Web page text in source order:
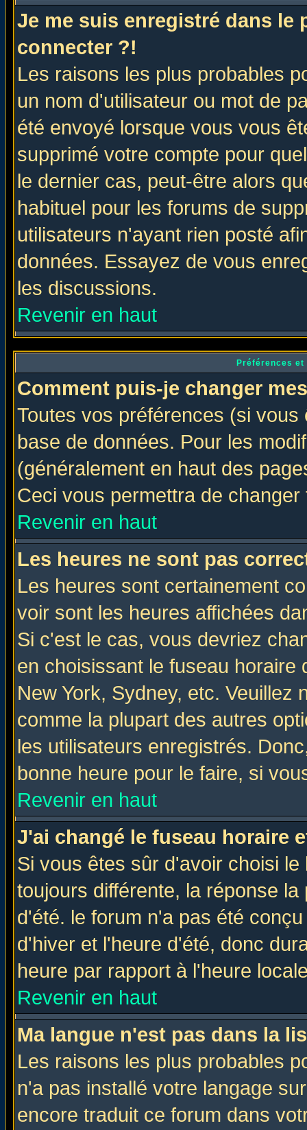
Je me suis enregistré dans le
connecter ?!
Les raisons les plus probables
un nom d'utilisateur ou mot de
été envoyé lorsque vous vous
supprimé votre compte pour
le dernier cas, peut-être alors
habituel pour les forums de
utilisateurs n'ayant rien posté
données. Essayez de vous
les discussions.
Revenir en haut
Préférences
Comment puis-je changer
Toutes vos préférences (si
base de données. Pour les
(généralement en haut des
Ceci vous permettra de
Revenir en haut
Les heures ne sont pas
Les heures sont certainement
voir sont les heures affichées
Si c'est le cas, vous devriez
en choisissant le fuseau
New York, Sydney, etc. Veuillez
comme la plupart des autres
les utilisateurs enregistrés.
bonne heure pour le faire, si
Revenir en haut
J'ai changé le fuseau horaire
Si vous êtes sûr d'avoir choisi
toujours différente, la réponse
d'été. le forum n'a pas été
d'hiver et l'heure d'été, donc
heure par rapport à l'heure
Revenir en haut
Ma langue n'est pas dans la
Les raisons les plus probables
n'a pas installé votre langage
encore traduit ce forum dans